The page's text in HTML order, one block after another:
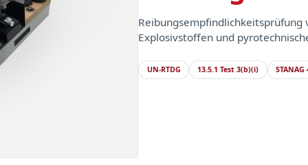
Reibungsempfindlichkeitsprüfung
Explosivstoffen und
UN-RTDG 13.5.1 Test 3(b)(i) STANAG